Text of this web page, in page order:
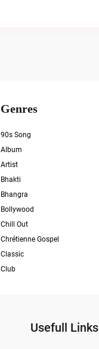
Genres
90s Song
Album
Artist
Bhakti
Bhangra
Bollywood
Chill Out
Chrétienne Gospel
Classic
Club
Usefull Links